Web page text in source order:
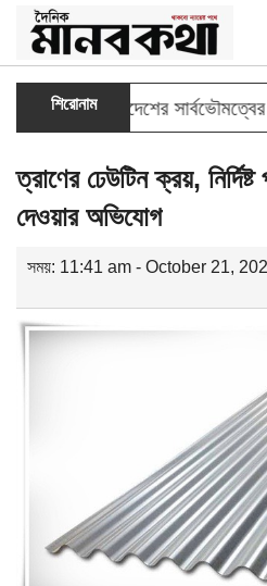
শিরোনাম
বাংলাদেশের সার্বভৌমত্বের প্রতি
ত্রাণের ঢেউটিন ক্রয়,
দেওয়ার অভিযোগ
সময়: 11:41 am - October 21,